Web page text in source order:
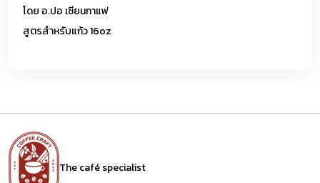
โดย อ.ปอ เซียนกาแฟ
สูตรสำหรับแก้ว 16oz
The café specialist